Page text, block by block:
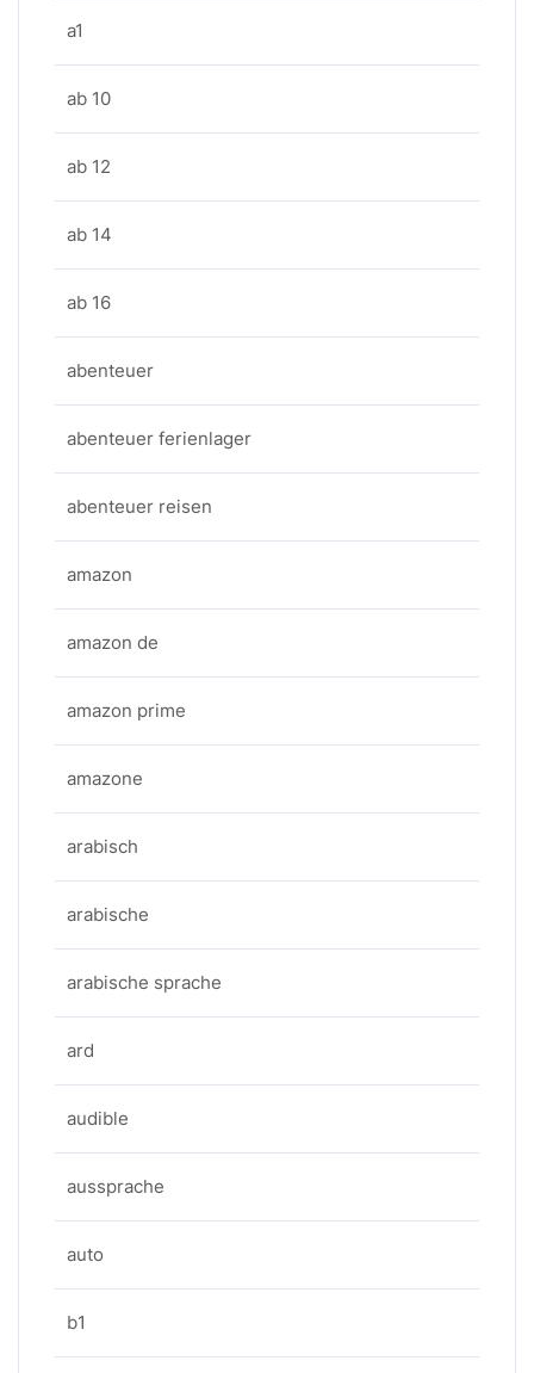
a1
ab 10
ab 12
ab 14
ab 16
abenteuer
abenteuer ferienlager
abenteuer reisen
amazon
amazon de
amazon prime
amazone
arabisch
arabische
arabische sprache
ard
audible
aussprache
auto
b1